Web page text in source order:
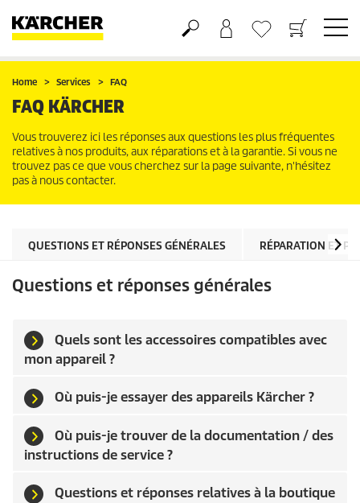
Panier
Liste d'envies
Home Services FAQ
FAQ KÄRCHER
Vous trouverez ici les réponses aux questions les plus fréquentes
relatives à nos produits, aux réparations et à la garantie. Si vous ne
trouvez pas ce que vous cherchez sur la page suivante, n'hésitez
pas à nous contacter.
QUESTIONS ET RÉPONSES GÉNÉRALES RÉPARATION ET
Questions et réponses générales
Quels sont les accessoires compatibles avec
mon appareil ?
Où puis-je essayer des appareils Kärcher ?
Où puis-je trouver de la documentation / des
instructions de service ?
Questions et réponses relatives à la boutique